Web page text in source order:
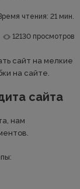
чтения: 21 мин.
12130 просмотров
сайт на мелкие
на сайте.
сайта
нам